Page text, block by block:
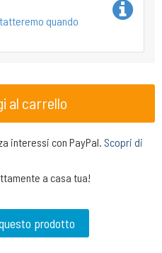
quando
al carrello
interessi con PayPal. Scopri di
a casa tua!
prodotto